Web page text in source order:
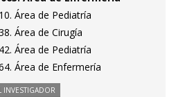
Área de Pediatría
Área de Cirugía
Área de Pediatría
Área de Enfermería
INVESTIGADOR